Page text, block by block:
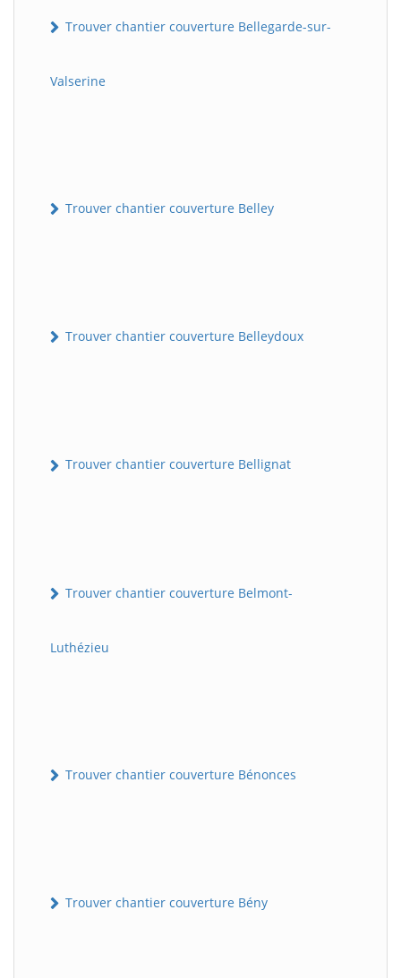
Trouver chantier couverture Bellegarde-sur-
Valserine
Trouver chantier couverture Belley
Trouver chantier couverture Belleydoux
Trouver chantier couverture Bellignat
Trouver chantier couverture Belmont-
Luthézieu
Trouver chantier couverture Bénonces
Trouver chantier couverture Bény